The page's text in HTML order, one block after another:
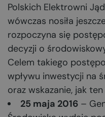
Polskich Elektrowni
wówczas nosiła
rozpoczyna się
decyzji o
Celem takiego
wpływu inwestycji na
oraz wskazanie, jak
25 maja 2016 –